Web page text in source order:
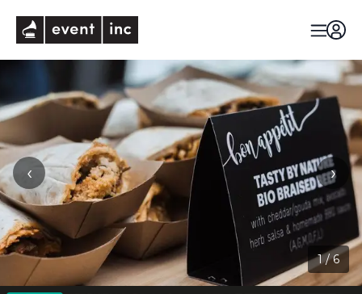
‹ ›
1/6